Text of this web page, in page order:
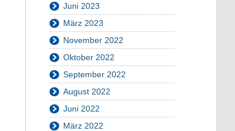
Juni 2023
März 2023
November 2022
Oktober 2022
September 2022
August 2022
Juni 2022
März 2022